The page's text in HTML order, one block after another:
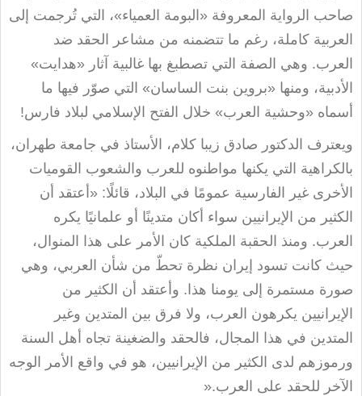
صاحب الرواية المعروفة «البومة العمياء»، التي تُرجمت إلى
العربية كاملة، رغم ما تتضمنه من مشاعر الحقد ضد
العرب. وهي الصفة التي تصطبغ بها غالبية آثار «هدايت»
الأدبية، ومنها «بروين بنت الساسان» التي صوّر فيها ما
أسماه «وحشية العرب» خلال الفتح الإسلامي لبلاد فارس!
ويعترف الدكتور صادق زيبا كلام، الأستاذ في جامعة طهران،
بالكراهية التي يكنها مواطنوه للعرب والشعوب القوميات
الأخرى غير الفارسية عمومًا في البلاد، قائلًا: «أعتقد أن
الكثير من الإيرانيين سواء أكان متدينًا أو علمانيًا يكره
العرب. ومنذ الحقبة الملكية كان الأمر على هذا المنوال،
حيث كانت تسود إيران نظرة تحطّ من شأن العربي، وهي
صورة مستمرة إلى يومنا هذا. وأعتقد أن الكثير من
الإيرانيين يكرهون العرب، ولا فرق بين المتدين وغير
المتدين في هذا المجال، فالحقد والضغينة تجاه أهل السنة
ورموزهم لدى الكثير من الإيرانيين، هو في واقع الأمر الوجه
الآخر للحقد على العرب».